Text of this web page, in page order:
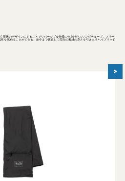
筒状のデザインにすることでリバーシブル仕様に仕上げたスリングチューブ。フリー
を高めることができる。途中まで裏返して両方の素材の良さを引き出すハイブリッド
>